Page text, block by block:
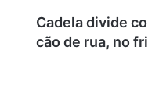
Cadela divide
cão de rua, no